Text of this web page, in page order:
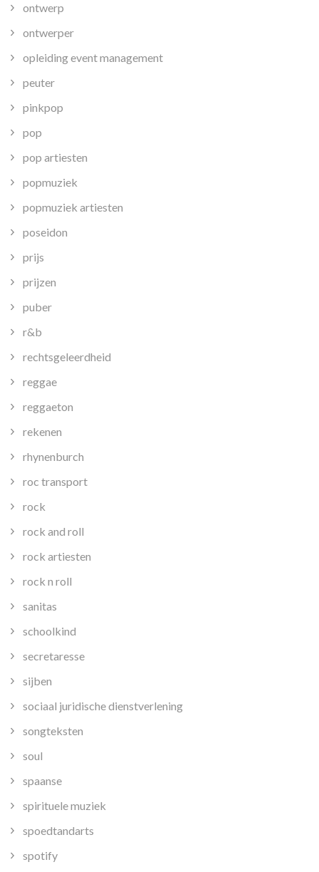
ontwerp
ontwerper
opleiding event management
peuter
pinkpop
pop
pop artiesten
popmuziek
popmuziek artiesten
poseidon
prijs
prijzen
puber
r&b
rechtsgeleerdheid
reggae
reggaeton
rekenen
rhynenburch
roc transport
rock
rock and roll
rock artiesten
rock n roll
sanitas
schoolkind
secretaresse
sijben
sociaal juridische dienstverlening
songteksten
soul
spaanse
spirituele muziek
spoedtandarts
spotify